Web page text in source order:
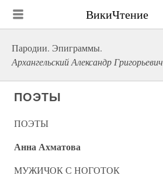
ВикиЧтение
Пародии. Эпиграммы.
Архангельский Александр Григорьевич
ПОЭТЫ
ПОЭТЫ
Анна Ахматова
МУЖИЧОК С НОГОТОК